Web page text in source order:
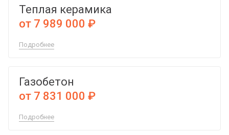
Теплая керамика
от 7 989 000 ₽
Подробнее
Газобетон
от 7 831 000 ₽
Подробнее